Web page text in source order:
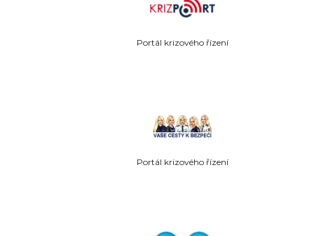
Portál krizového řízení
Portál krizového řízení